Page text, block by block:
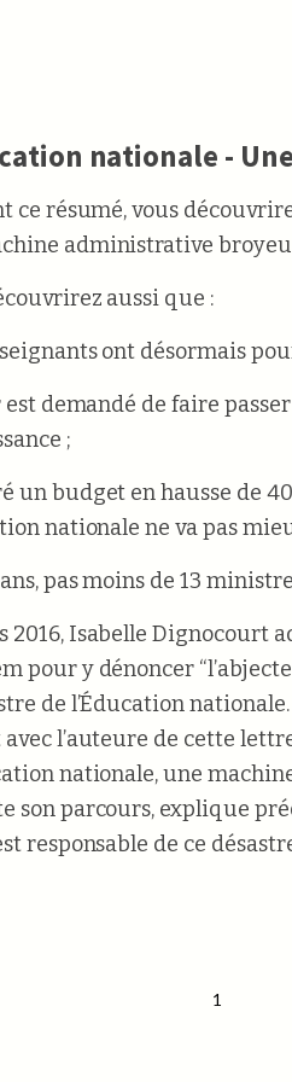
nationale -
ce résumé, vous
administrative
aussi que :
ont désormais
demandé de faire
;
un budget en hausse de
nationale ne va pas
pas moins de 13
2016, Isabelle Dignocourt
pour y dénoncer
de l’Éducation
l’auteure de cette
nationale, une
son parcours, explique
responsable de ce
1